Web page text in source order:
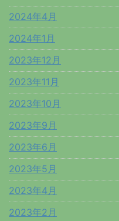
2024年4月
2024年1月
2023年12月
2023年11月
2023年10月
2023年9月
2023年6月
2023年5月
2023年4月
2023年2月